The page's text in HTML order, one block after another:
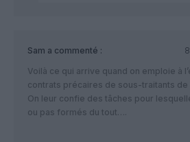
Sam a commenté :
Voilà ce qui arrive quand on emploie à
contrats précaires de sous-traitants de
On leur confie des tâches pour
ou pas formés du tout….